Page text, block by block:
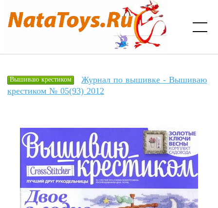
Вышиваю крестиком
Журнал по вышивке - Вышиваю
крестиком № 05(93) 2012